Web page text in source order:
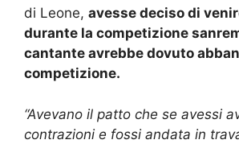
di Leone, avesse deciso di
durante la competizione
cantante avrebbe dovuto
competizione.
“Avevano il patto che se avessi
contrazioni e fossi andata in